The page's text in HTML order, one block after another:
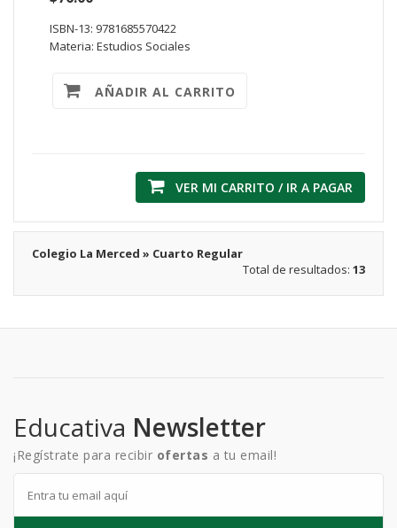
ISBN-13: 9781685570422
Materia: Estudios Sociales
AÑADIR AL CARRITO
VER MI CARRITO / IR A PAGAR
Colegio La Merced » Cuarto Regular
Total de resultados: 13
Educativa Newsletter
¡Regístrate para recibir ofertas a tu email!